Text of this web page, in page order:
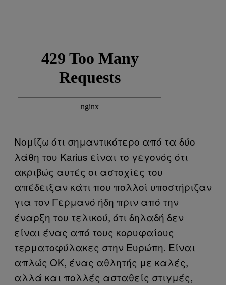
Νομίζω ότι σημαντικότερο από τα δύο
λάθη του Karius είναι το γεγονός ότι
ακριβώς αυτές οι αστοχίες του
απέδειξαν κάτι που πολλοί υποστήριζαν
για τον Γερμανό ήδη πριν από την
έναρξη του τελικού, ότι δηλαδή δεν
είναι ένας από τους κορυφαίους
τερματοφύλακες στην Ευρώπη. Είναι
απλώς ΟΚ, ένας αθλητής με καλές,
αλλά και πολλές ασταθείς στιγμές,